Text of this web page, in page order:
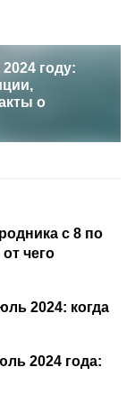
году:
о
с 8 по
чего
2024: когда
2024 года: